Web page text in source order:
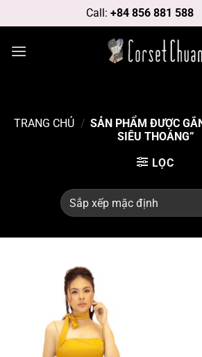
qua
dung
Call: +84 856 881 588
TRANG CHỦ / SẢN PHẨM ĐƯỢC
SIÊU THOÁNG”
LỌC